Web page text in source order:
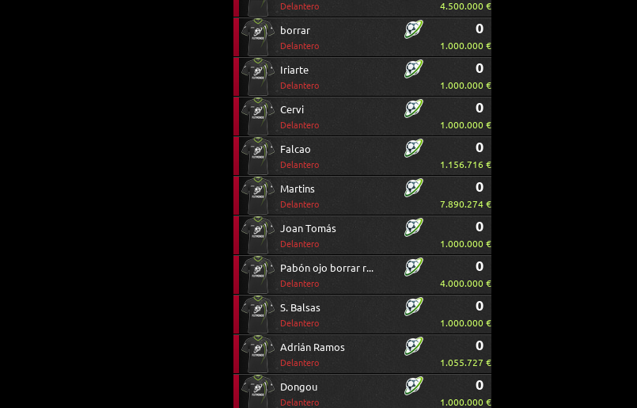
Delantero 4.500.000 €
borrar
Delantero
0
1.000.000 €
Iriarte
Delantero
0
1.000.000 €
Cervi
Delantero
0
1.000.000 €
Falcao
Delantero
0
1.156.716 €
Martins
Delantero
0
7.890.274 €
Joan Tomás
Delantero
0
1.000.000 €
Pabón ojo borrar repetido
Delantero
0
4.000.000 €
S. Balsas
Delantero
0
1.000.000 €
Adrián Ramos
Delantero
0
1.055.727 €
Dongou
Delantero
0
1.000.000 €